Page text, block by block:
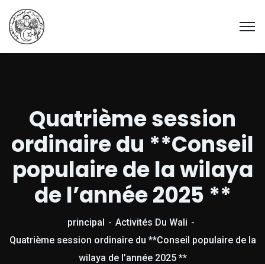
Quatrième session
ordinaire du **Conseil
populaire de la wilaya
de l’année 2025 **
principal
Activités Du Wali
Quatrième session ordinaire du **Conseil populaire de la
wilaya de l’année 2025 **